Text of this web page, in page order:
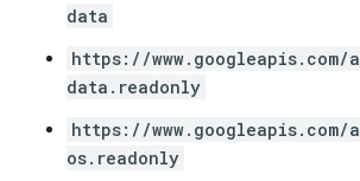
data
https://www.googleapis.com/
data.readonly
https://
os.readonly